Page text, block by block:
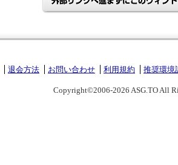
退会方法 お問い合わせ 利用規約 推奨環境
Copyright©2006-2026 ASG.TO All